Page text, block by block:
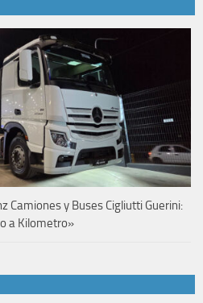
Camiones y Buses Cigliutti Guerini:
a Kilometro»